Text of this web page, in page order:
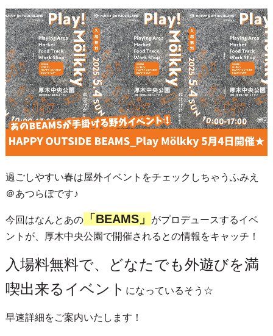
過ごしやすい春は屋外イベントをチェックしちゃうふみえ
＠あつらぼです♪
今回はなんとあの「BEAMS」
がプロデュースするイベ
ントが、厚木中央公園で開催されるとの情報をキャッチ！
入場料無料で、どなたでも外遊びを満
喫出来るイベント になっているそう☆
早速詳細をご案内いたします！